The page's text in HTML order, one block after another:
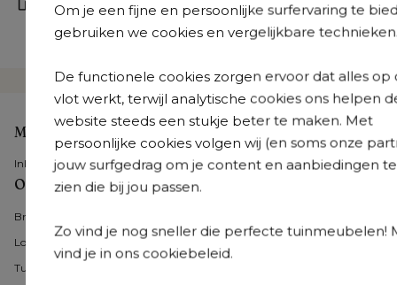
Om je een fijne en persoonlijke surfervaring te
gebruiken we cookies en vergelijkbare
De functionele cookies zorgen ervoor dat alles op
vlot werkt, terwijl analytische cookies ons helpen
website steeds een stukje beter te maken. Met
persoonlijke cookies volgen wij (en soms onze
jouw surfgedrag om je content en aanbiedingen
zien die bij jou passen.
Zo vind je nog sneller die perfecte tuinmeubelen!
vind je in ons cookiebeleid.
Onze tuinmeubelexperts staan je bij in een van onze
36 showrooms
Onze tuinmeubelen
Bristol Collecties
Loungesets
Tuintafel met stoelen
Mijn account
Inloggen